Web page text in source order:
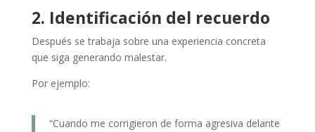
2. Identificación del recuerdo
Después se trabaja sobre una experiencia concreta
que siga generando malestar.
Por ejemplo:
“Cuando me corrigieron de forma agresiva delante